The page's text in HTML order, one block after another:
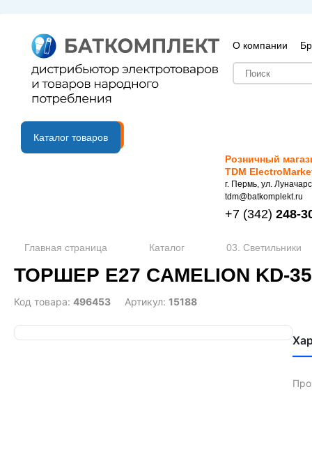
О компании
B2B портал
Каталог товаров
Розничный
TDM
г. Пермь, ул.
tdm@batkomplekt.ru
+7 (342) 248-
Главная страница Каталог 03. Светильники
ТОРШЕР Е27 CAMELION KD-
Код товара: 496453 Артикул: 15188